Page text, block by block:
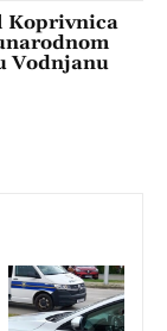
Koprivnica
Vodnjanu